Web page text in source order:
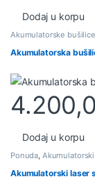
Dodaj u korpu
Akumulatorske
Akumulatorska
Dodaj u korpu
Ponuda,
Akumulatorski laser